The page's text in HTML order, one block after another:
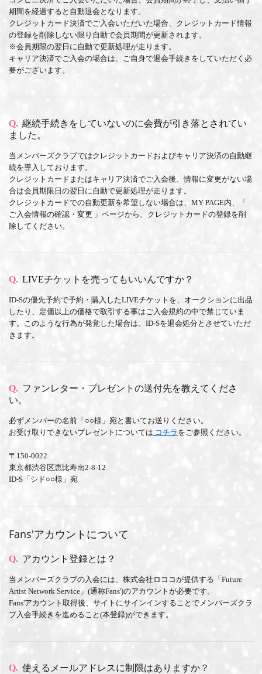
期間を経過すると自動退会となります。
クレジットカード決済でご入会いただいた場合、クレジットカード情報
の登録を削除しない限り自動で会員期間が更新されます。
※会員期限の翌日に自動で更新処理が走ります。
キャリア決済でご入会の場合は、ご自身で退会手続きをしていただく必
要がございます。
Q. 継続手続きをしていないのに会費が引き落とされてい
ました。
当メンバーズクラブではクレジットカードおよびキャリア決済の自動継
続を導入しております。
クレジットカードまたはキャリア決済でご入会後、情報に変更がない場
合は会員期限日の翌日に自動で更新処理が走ります。
クレジットカードでの自動更新を希望しない場合は、MY PAGE内、「
ご入会情報の確認・変更 」ページから、クレジットカードの登録を削
除してください。
Q. LIVEチケットを売ってもいいんですか？
ID-Sの優先予約で予約・購入したLIVEチケットを、オークションに出品
したり、定価以上の価格で取引する事はご入会規約の中で禁じていま
す。このような行為が発覚した場合は、ID-Sを退会処分とさせていただ
きます。
Q. ファンレター・プレゼントの送付先を教えてくださ
い。
必ずメンバーの名前「○○様」宛と書いてお送りください。
お受け取りできないプレゼントについては コチラ をご参照ください。
〒150-0022
東京都渋谷区恵比寿南2-8-12
ID-S「シド○○様」宛
Fans'アカウントについて
Q. アカウント登録とは？
当メンバーズクラブの入会には、株式会社ロココが提供する「Future
Artist Network Service」(通称Fans')のアカウントが必要です。
Fans'アカウント取得後、サイトにサインインすることでメンバーズクラ
ブ入会手続きを進めること(本登録)ができます。
Q. 使えるメールアドレスに制限はありますか？